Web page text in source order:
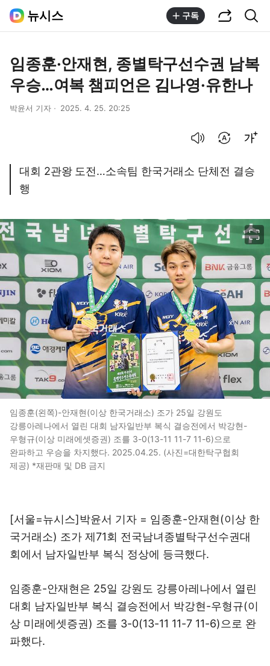
뉴시스 구독
임종훈·안재현, 종별탁구선수권 남복
우승…여복 챔피언은 김나영·유한나
박윤서 기자 2025. 4. 25. 20:25
대회 2관왕 도전…소속팀 한국거래소 단체전 결승
행
임종훈(왼쪽)-안재현(이상 한국거래소) 조가 25일 강원도
강릉아레나에서 열린 대회 남자일반부 복식 결승전에서 박강현-
우형규(이상 미래에셋증권) 조를 3-0(13-11 11-7 11-6)으로
완파하고 우승을 차지했다. 2025.04.25. (사진=대한탁구협회
제공) *재판매 및 DB 금지
[서울=뉴시스]박윤서 기자 = 임종훈-안재현(이상 한
국거래소) 조가 제71회 전국남녀종별탁구선수권대
회에서 남자일반부 복식 정상에 등극했다.
임종훈-안재현은 25일 강원도 강릉아레나에서 열린
대회 남자일반부 복식 결승전에서 박강현-우형규(이
상 미래에셋증권) 조를 3-0(13-11 11-7 11-6)으로 완
파했다.